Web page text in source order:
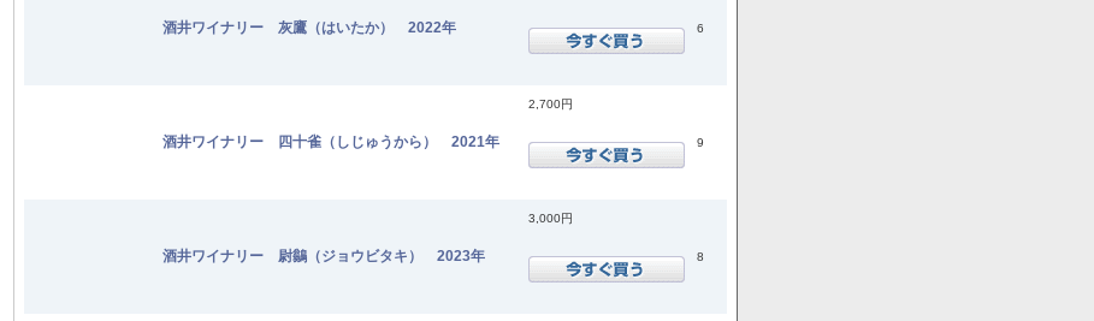
酒井ワイナリー 灰鷹（はいたか） 2022年 6
酒井ワイナリー 四十雀（しじゅうから） 2021年
2,700円
9
酒井ワイナリー 尉鶲（ジョウビタキ） 2023年
3,000円
8